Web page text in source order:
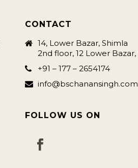
CONTACT
14, Lower Bazar, Shimla
2nd floor, 12 Lower Bazar,
+91 – 177 – 2654174
info@bschanansingh.com
FOLLOW US ON